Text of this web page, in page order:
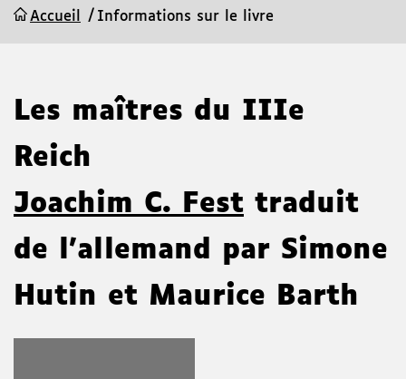
Accueil Informations sur le livre
Les maîtres du IIIe
Reich
Joachim C. Fest traduit
de l'allemand par Simone
Hutin et Maurice Barth